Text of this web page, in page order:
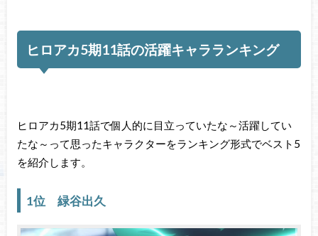
ヒロアカ5期11話の活躍キャラランキング
ヒロアカ5期11話で個人的に目立っていたな～活躍してい
たな～って思ったキャラクターをランキング形式でベスト5
を紹介します。
1位 緑谷出久